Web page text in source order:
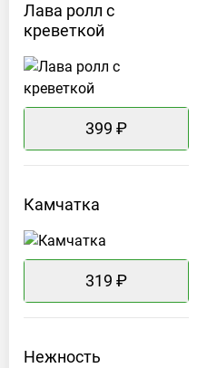
Лава ролл с
креветкой
399 ₽
Камчатка
319 ₽
Нежность